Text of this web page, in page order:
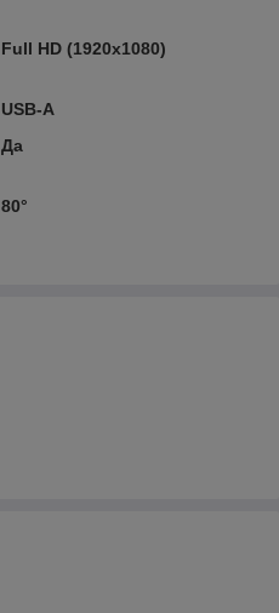
Full HD (1920x1080)
USB-A
Да
80°